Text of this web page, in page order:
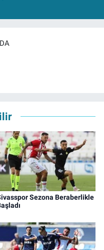
Sezona Beraberlikle